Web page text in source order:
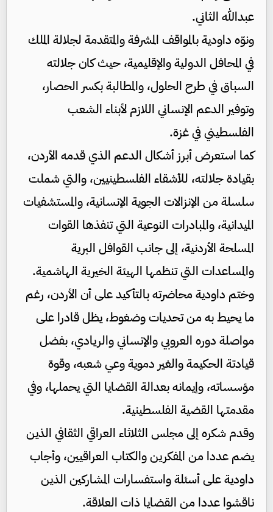
عبدالله الثاني.
ونوّه داودية بالمواقف المشرفة والمتقدمة لجلالة الملك
في المحافل الدولية والإقليمية، حيث كان جلالته
السباق في طرح الحلول، والمطالبة بكسر الحصار،
وتوفير الدعم الإنساني اللازم لأبناء الشعب
الفلسطيني في غزة.
كما استعرض أبرز أشكال الدعم الذي قدمه الأردن،
بقيادة جلالته، للأشقاء الفلسطينيين، والتي شملت
سلسلة من الإنزالات الجوية الإنسانية، والمستشفيات
الميدانية، والمبادرات النوعية التي تنفذها القوات
المسلحة الأردنية، إلى جانب القوافل البرية
والمساعدات التي تنظمها الهيئة الخيرية الهاشمية.
وختم داودية محاضرته بالتأكيد على أن الأردن، رغم
ما يحيط به من تحديات وضغوط، يظل قادرا على
مواصلة دوره العروبي والإنساني والريادي، بفضل
قيادتة الحكيمة والغير دموية وعي شعبه، وقوة
مؤسساته، وإيمانه بعدالة القضايا التي يحملها، وفي
مقدمتها القضية الفلسطينية.
وقدم شكره إلى مجلس الثلاثاء العراقي الثقافي الذين
يضم عددا من المفكرين والكتاب العراقيين، وأجاب
داودية على أسئلة واستفسارات المشاركين الذين
ناقشوا عددا من القضايا ذات العلاقة.